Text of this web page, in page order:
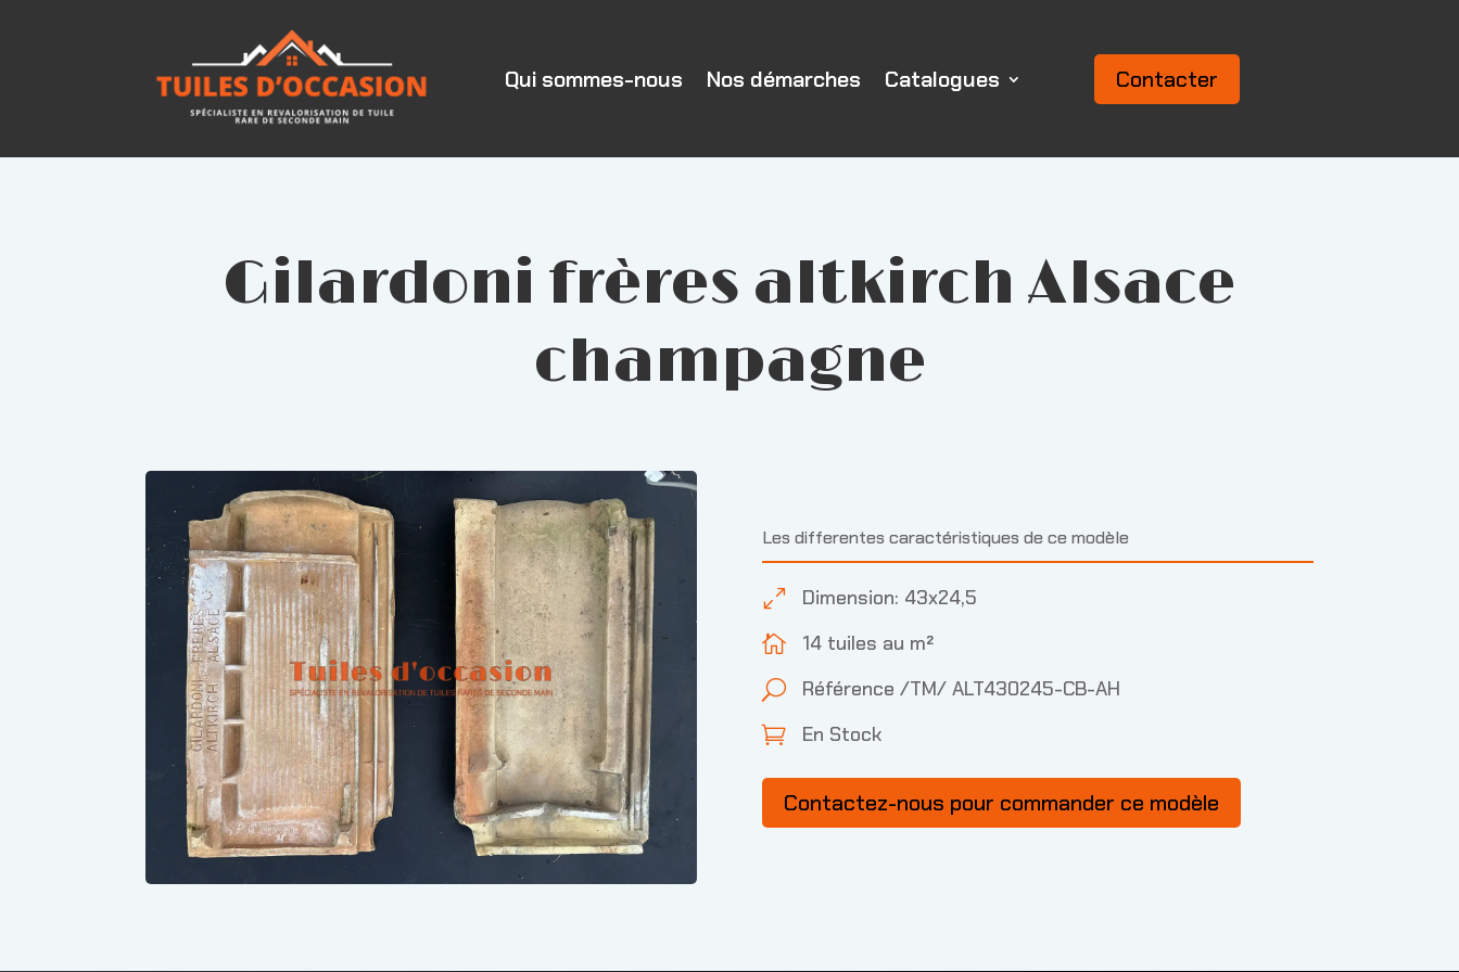
Qui sommes-nous Nos démarches Catalogues Contacter
Gilardoni frères altkirch Alsace
champagne
Les differentes caractéristiques de ce modèle
0 Dimension: 43x24,5
 14 tuiles au m²
U Référence /TM/ ALT430245-CB-AH
 En Stock
Contactez-nous pour commander ce modèle